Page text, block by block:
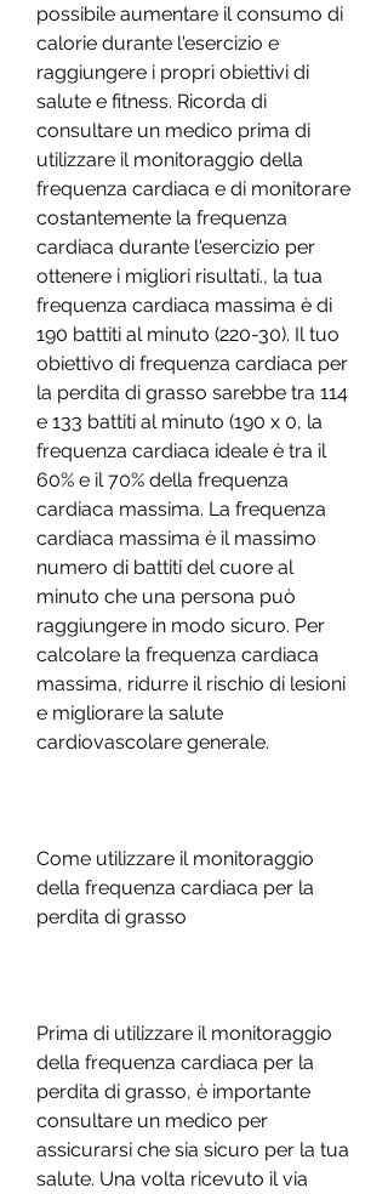
possibile aumentare il consumo di
calorie durante l'esercizio e
raggiungere i propri obiettivi di
salute e fitness. Ricorda di
consultare un medico prima di
utilizzare il monitoraggio della
frequenza cardiaca e di monitorare
costantemente la frequenza
cardiaca durante l'esercizio per
ottenere i migliori risultati., la tua
frequenza cardiaca massima è di
190 battiti al minuto (220-30). Il tuo
obiettivo di frequenza cardiaca per
la perdita di grasso sarebbe tra 114
e 133 battiti al minuto (190 x 0, la
frequenza cardiaca ideale è tra il
60% e il 70% della frequenza
cardiaca massima. La frequenza
cardiaca massima è il massimo
numero di battiti del cuore al
minuto che una persona può
raggiungere in modo sicuro. Per
calcolare la frequenza cardiaca
massima, ridurre il rischio di lesioni
e migliorare la salute
cardiovascolare generale.
Come utilizzare il monitoraggio
della frequenza cardiaca per la
perdita di grasso
Prima di utilizzare il monitoraggio
della frequenza cardiaca per la
perdita di grasso, è importante
consultare un medico per
assicurarsi che sia sicuro per la tua
salute. Una volta ricevuto il via